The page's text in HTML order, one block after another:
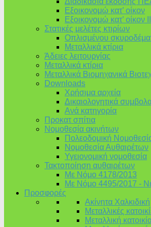
Εξοικονομώ κατ’ οίκoν
Εξοικονομώ κατ’ οίκον II
Στατικές μελέτες κτιρίων
Οπλισμένου
Μεταλλικά κτίρια
Άδειες λειτουργίας
Μεταλλικά κτίρια
Μεταλλικά Βιομηχανικά
Downloads
Χρήσιμα αρχεία
Δικαιολογητικά
Ανά κατηγορία
Προκατ σπίτια
Νομοθεσία ακινήτων
Πολεοδομική
Νομοθεσία Αυθαιρέτων
Υγειονομική νομοθεσία
Τακτοποίηση αυθαιρέτων
Με Νόμο 4178/2013
Με Νόμο 4495/2017 -
Προσφορές
Ακίνητα Χαλκιδική
Μεταλλικές
Μεταλλική